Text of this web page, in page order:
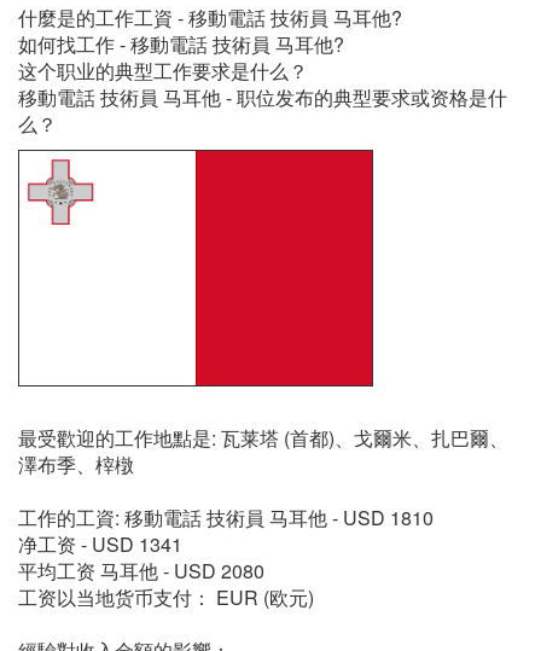
什麼是的工作工資 - 移動電話 技術員 马耳他?
如何找工作 - 移動電話 技術員 马耳他?
这个职业的典型工作要求是什么？
移動電話 技術員 马耳他 - 职位发布的典型要求或资格是什
么？
最受歡迎的工作地點是: 瓦莱塔 (首都)、戈爾米、扎巴爾、
澤布季、榟橔
工作的工資: 移動電話 技術員 马耳他 - USD 1810
净工资 - USD 1341
平均工资 马耳他 - USD 2080
工资以当地货币支付： EUR (欧元)